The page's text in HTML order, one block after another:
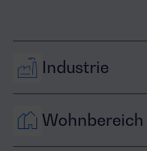
Industrie
Wohnbereich